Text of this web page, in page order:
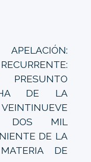
RECURRENTE:
PRESUNTO
DE LA
DOS MIL
DE LA
DE